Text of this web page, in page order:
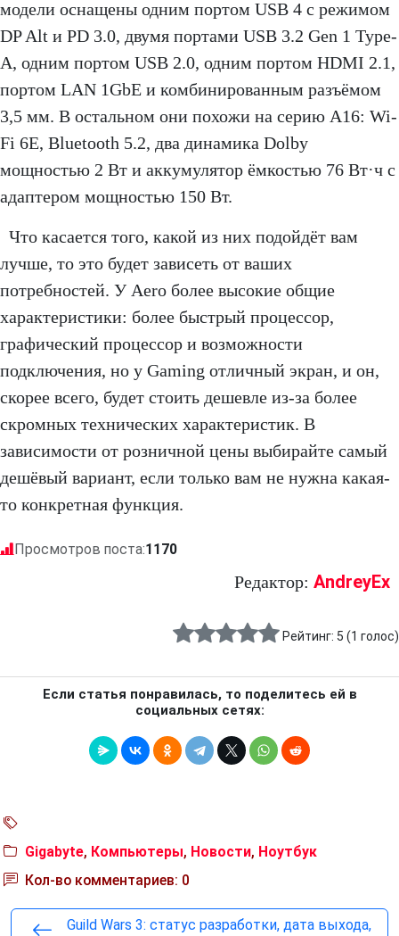
модели оснащены одним портом USB 4 с режимом
DP Alt и PD 3.0, двумя портами USB 3.2 Gen 1 Type-
A, одним портом USB 2.0, одним портом HDMI 2.1,
портом LAN 1GbE и комбинированным разъёмом
3,5 мм. В остальном они похожи на серию A16: Wi-
Fi 6E, Bluetooth 5.2, два динамика Dolby
мощностью 2 Вт и аккумулятор ёмкостью 76 Вт·ч с
адаптером мощностью 150 Вт.
Что касается того, какой из них подойдёт вам
лучше, то это будет зависеть от ваших
потребностей. У Aero более высокие общие
характеристики: более быстрый процессор,
графический процессор и возможности
подключения, но у Gaming отличный экран, и он,
скорее всего, будет стоить дешевле из-за более
скромных технических характеристик. В
зависимости от розничной цены выбирайте самый
дешёвый вариант, если только вам не нужна какая-
то конкретная функция.
Просмотров поста:1170
Редактор: AndreyEx
Рейтинг: 5 (1 голос)
Если статья понравилась, то поделитесь ей в
социальных сетях:
Gigabyte, Компьютеры, Новости, Ноутбук
Кол-во комментариев: 0
Guild Wars 3: статус разработки, дата выхода,